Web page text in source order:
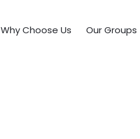
Why Choose Us Our Groups